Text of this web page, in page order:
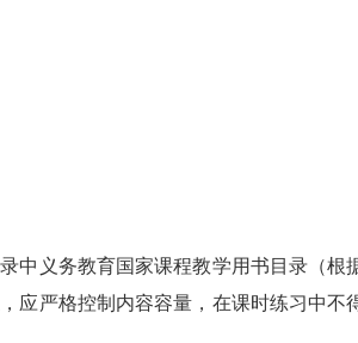
义务教育国家课程教学用书目录（根
应严格控制内容容量，在课时练习中不